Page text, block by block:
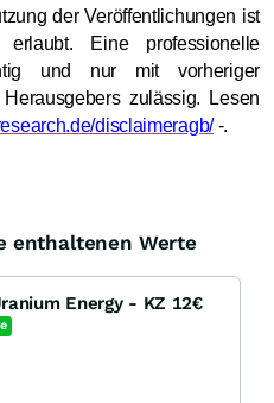
der Veröffentlichungen ist
Eine professionelle
und nur mit vorheriger
zulässig. Lesen
disclaimeragb/ -.
enthaltenen Werte
Energy - KZ 12€